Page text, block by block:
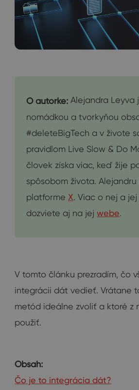
O autorke: Alejandra Leyva
nomádkou a tvorkyňou
#deleteBigTech a v živote
pravidlom Live Slow & Do
človek získa viac, keď žije
spôsobom života.
platforme X. Viac o nej a
dozviete aj na jej webe.
V tomto článku prezradím, čo
integrácii dát vedieť. Vrátane
metód ideálne zvoliť a ktoré z
použiť.
Obsah:
Čo je to integrácia dát?